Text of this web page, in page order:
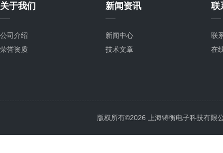
关于我们
公司介绍
荣誉资质
新闻资讯
新闻中心
技术文章
联
联
在
版权所有©2026 上海铸衡电子科技有